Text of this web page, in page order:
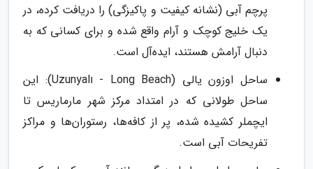
پرچم آبی (نشانه کیفیت و پاکیزگی) را دریافت کرده، در
یک خلیج کوچک و آرام واقع شده و برای کسانی که به
دنبال آرامش هستند، ایده‌آل است.
ساحل اوزون یالی (Uzunyalı - Long Beach): این
ساحل طولانی که در امتداد مرکز شهر مارماریس تا
ایچملر کشیده شده، پر از کافه‌ها، رستوران‌ها و مراکز
تفریحات آبی است.